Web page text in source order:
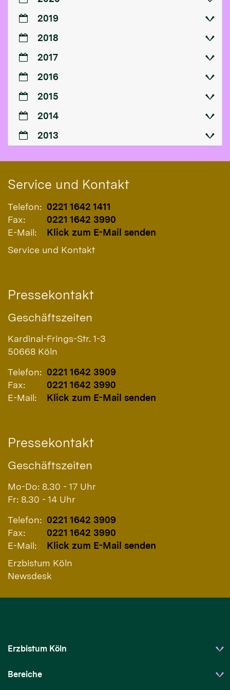
2019
2018
2017
2016
2015
2014
2013
Service und Kontakt
Telefon: 0221 1642 1411
Fax:
0221 1642 3990
E-Mail:
Klick zum E-Mail senden
Service und Kontakt
Pressekontakt
Geschäftszeiten
Kardinal-Frings-Str. 1-3
50668 Köln
Telefon: 0221 1642 3909
Fax:
0221 1642 3990
E-Mail:
Klick zum E-Mail senden
Pressekontakt
Geschäftszeiten
Mo-Do: 8.30 - 17 Uhr
Fr: 8.30 - 14 Uhr
Telefon: 0221 1642 3909
Fax:
0221 1642 3990
E-Mail:
Klick zum E-Mail senden
Erzbistum Köln
Newsdesk
Erzbistum Köln
Bereiche